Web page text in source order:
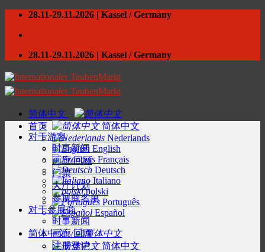
Skip
content
28.11-29.11.2026 | Kassel / Germany
28.11-29.11.2026 | Kassel / Germany
简体中文
简体中文
Nederlands
English
Français
Deutsch
Italiano
polski
Português
Español
简体中文
简体中文
首页
对于游客
时事新闻
画廊/回顾
门票
大厅计划
参展商名单
对于参展商
时事新闻
画廊/回顾
注册登记